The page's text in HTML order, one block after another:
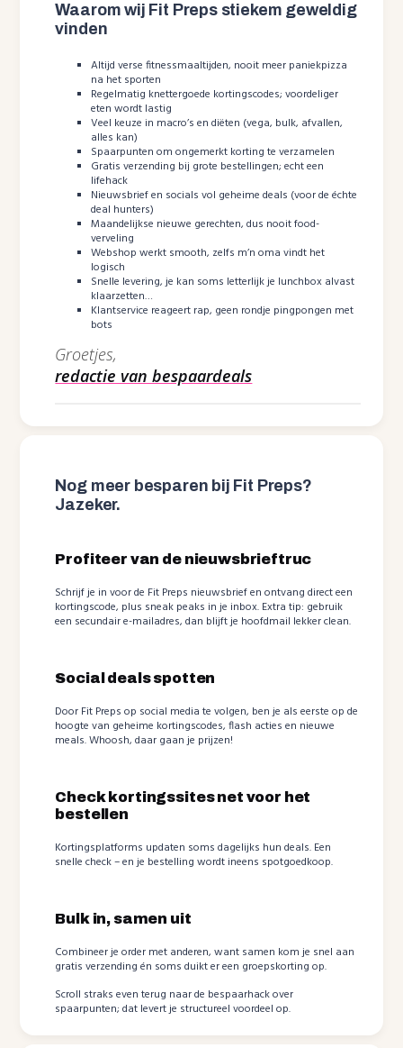
Waarom wij Fit Preps stiekem geweldig
vinden
Altijd verse fitnessmaaltijden, nooit meer paniekpizza
na het sporten
Regelmatig knettergoede kortingscodes; voordeliger
eten wordt lastig
Veel keuze in macro’s en diëten (vega, bulk, afvallen,
alles kan)
Spaarpunten om ongemerkt korting te verzamelen
Gratis verzending bij grote bestellingen; echt een
lifehack
Nieuwsbrief en socials vol geheime deals (voor de échte
deal hunters)
Maandelijkse nieuwe gerechten, dus nooit food-
verveling
Webshop werkt smooth, zelfs m’n oma vindt het
logisch
Snelle levering, je kan soms letterlijk je lunchbox alvast
klaarzetten…
Klantservice reageert rap, geen rondje pingpongen met
bots
Groetjes,
redactie van bespaardeals
Nog meer besparen bij Fit Preps?
Jazeker.
Profiteer van de nieuwsbrieftruc
Schrijf je in voor de Fit Preps nieuwsbrief en ontvang direct een
kortingscode, plus sneak peaks in je inbox. Extra tip: gebruik
een secundair e-mailadres, dan blijft je hoofdmail lekker clean.
Social deals spotten
Door Fit Preps op social media te volgen, ben je als eerste op de
hoogte van geheime kortingscodes, flash acties en nieuwe
meals. Whoosh, daar gaan je prijzen!
Check kortingssites net voor het
bestellen
Kortingsplatforms updaten soms dagelijks hun deals. Een
snelle check – en je bestelling wordt ineens spotgoedkoop.
Bulk in, samen uit
Combineer je order met anderen, want samen kom je snel aan
gratis verzending én soms duikt er een groepskorting op.
Scroll straks even terug naar de bespaarhack over
spaarpunten; dat levert je structureel voordeel op.